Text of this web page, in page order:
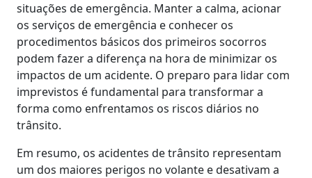
situações de emergência. Manter a calma, acionar
os serviços de emergência e conhecer os
procedimentos básicos dos primeiros socorros
podem fazer a diferença na hora de minimizar os
impactos de um acidente. O preparo para lidar com
imprevistos é fundamental para transformar a
forma como enfrentamos os riscos diários no
trânsito.
Em resumo, os acidentes de trânsito representam
um dos maiores perigos no volante e desativam a